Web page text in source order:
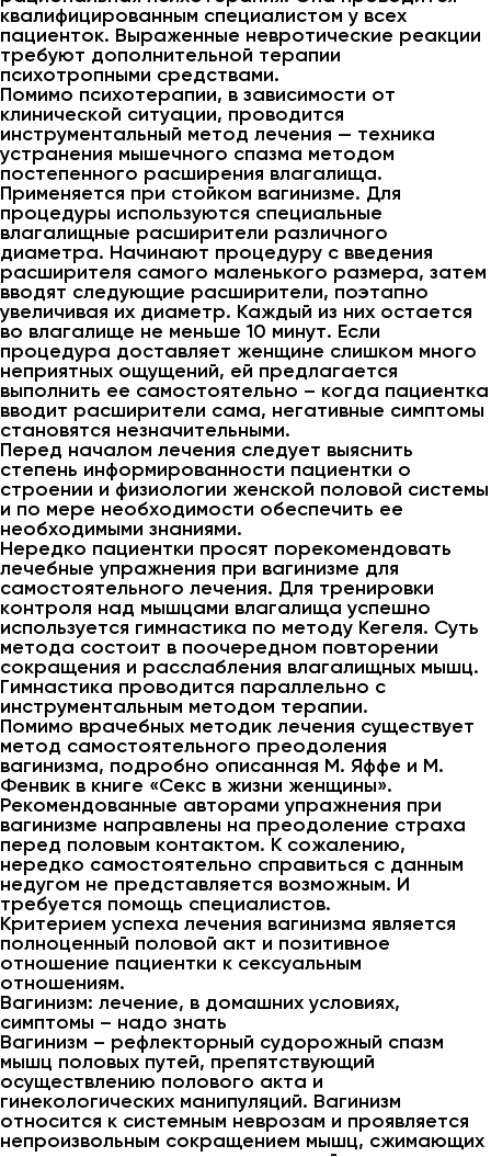
квалифицированным специалистом у всех
пациенток. Выраженные невротические реакции
требуют дополнительной терапии
психотропными средствами.
Помимо психотерапии, в зависимости от
клинической ситуации, проводится
инструментальный метод лечения — техника
устранения мышечного спазма методом
постепенного расширения влагалища.
Применяется при стойком вагинизме. Для
процедуры используются специальные
влагалищные расширители различного
диаметра. Начинают процедуру с введения
расширителя самого маленького размера, затем
вводят следующие расширители, поэтапно
увеличивая их диаметр. Каждый из них остается
во влагалище не меньше 10 минут. Если
процедура доставляет женщине слишком много
неприятных ощущений, ей предлагается
выполнить ее самостоятельно – когда пациентка
вводит расширители сама, негативные симптомы
становятся незначительными.
Перед началом лечения следует выяснить
степень информированности пациентки о
строении и физиологии женской половой системы
и по мере необходимости обеспечить ее
необходимыми знаниями.
Нередко пациентки просят порекомендовать
лечебные упражнения при вагинизме для
самостоятельного лечения. Для тренировки
контроля над мышцами влагалища успешно
используется гимнастика по методу Кегеля. Суть
метода состоит в поочередном повторении
сокращения и расслабления влагалищных мышц.
Гимнастика проводится параллельно с
инструментальным методом терапии.
Помимо врачебных методик лечения существует
метод самостоятельного преодоления
вагинизма, подробно описанная М. Яффе и М.
Фенвик в книге «Секс в жизни женщины».
Рекомендованные авторами упражнения при
вагинизме направлены на преодоление страха
перед половым контактом. К сожалению,
нередко самостоятельно справиться с данным
недугом не представляется возможным. И
требуется помощь специалистов.
Критерием успеха лечения вагинизма является
полноценный половой акт и позитивное
отношение пациентки к сексуальным
отношениям.
Вагинизм: лечение, в домашних условиях,
симптомы – надо знать
Вагинизм – рефлекторный судорожный спазм
мышц половых путей, препятствующий
осуществлению полового акта и
гинекологических манипуляций. Вагинизм
относится к системным неврозам и проявляется
непроизвольным сокращением мышц, сжимающих